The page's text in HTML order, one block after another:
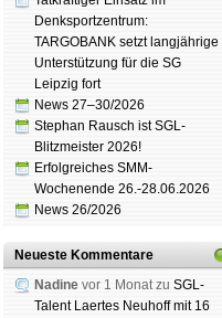
Denksportzentrum:
TARGOBANK setzt langjährige
Unterstützung für die SG
Leipzig fort
News 27–30/2026
Stephan Rausch ist SGL-
Blitzmeister 2026!
Erfolgreiches SMM-
Wochenende 26.-28.06.2026
News 26/2026
Neueste Kommentare
Nadine vor 1 Monat zu SGL-
Talent Laertes Neuhoff mit 16